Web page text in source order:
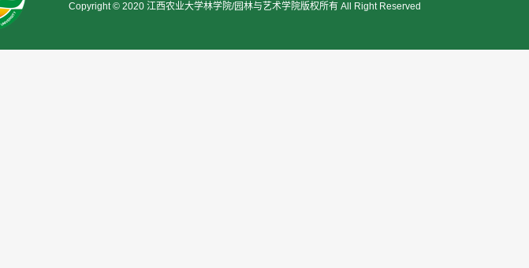
Copyright © 2020 江西农业大学林学院/园林与艺术学院版权所有 All Right Reserved